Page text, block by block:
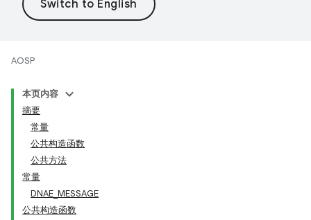
AOSP
本页内容
摘要
常量
公共构造函数
公共方法
常量
DNAE_MESSAGE
公共构造函数